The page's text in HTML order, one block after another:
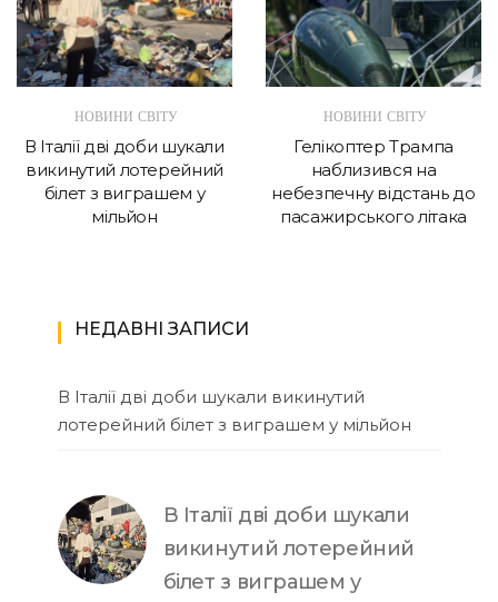
НОВИНИ СВІТУ
В Італії дві доби шукали
викинутий лотерейний
білет з виграшем у
мільйон
НОВИНИ СВІТУ
Гелікоптер Трампа
наблизився на
небезпечну відстань до
пасажирського літака
НЕДАВНІ ЗАПИСИ
В Італії дві доби шукали викинутий
лотерейний білет з виграшем у мільйон
В Італії дві доби шукали
викинутий лотерейний
білет з виграшем у